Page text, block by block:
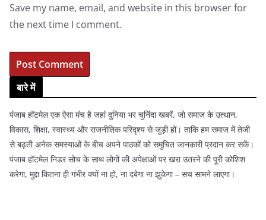
Save my name, email, and website in this browser for
the next time I comment.
बारे में
पंजाब हॉटमेल एक ऐसा मंच है जहां दुनिया भर चुनिंदा खबरें, जो समाज के उत्थान,
विकास, शिक्षा, स्वास्थ्य और राजनीतिक परिदृश्य से जुड़ी हों। ताकि हम समाज में तेजी
से बढ़ती अनेक समस्याओं के बीच अपने पाठकों को समुचित जानकारी प्रदान कर सकें।
पंजाब हॉटमेल निडर सोच के साथ लोगों की अपेक्षाओं पर खरा उतरने की पूरी कोशिश
करेगा, मुद्दा कितना ही गंभीर क्यों ना हो, ना दबेगा ना झुकेगा – सच सामने लाएगा।